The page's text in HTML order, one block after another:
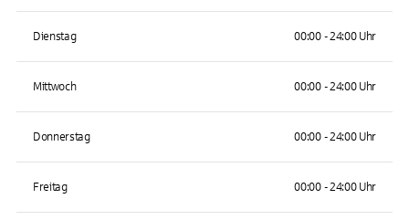
Dienstag 00:00 - 24:00 Uhr
Mittwoch 00:00 - 24:00 Uhr
Donnerstag 00:00 - 24:00 Uhr
Freitag 00:00 - 24:00 Uhr